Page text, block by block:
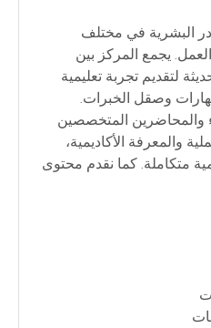
البشرية في مختلف
يجمع المركز بين
لتقديم تجربة تعليمية
وصقل الخبرات.
والمحاضرين المتخصصين
والمعرفة الأكاديمية،
متكاملة. كما نقدم محتوى